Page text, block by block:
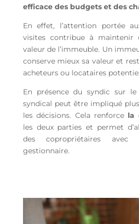
efficace des budgets et des
En effet, l’attention portée
visites contribue à maintenir
valeur de l’immeuble. Un
conserve mieux sa valeur et
acheteurs ou locataires
En présence du syndic sur
syndical peut être impliqué
les décisions. Cela renforce la
les deux parties et permet
des copropriétaires
gestionnaire.